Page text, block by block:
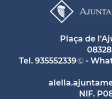
Plaça de
Tel. 935552339 -
NIF.